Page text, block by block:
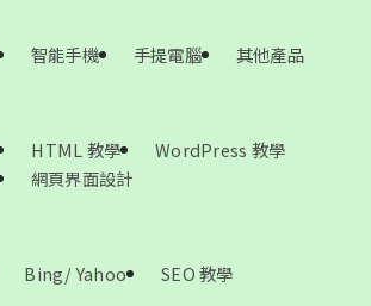
智能手機 手提電腦 其他產品
HTML 教學
WordPress 教學
網頁界面設計
Bing/ Yahoo SEO 教學